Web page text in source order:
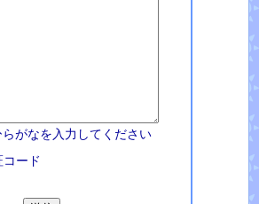
がなを入力してください